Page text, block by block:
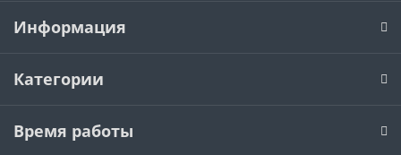
Информация
Категории
Время работы